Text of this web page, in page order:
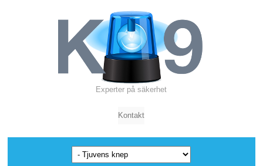
Experter på säkerhet
Kontakt